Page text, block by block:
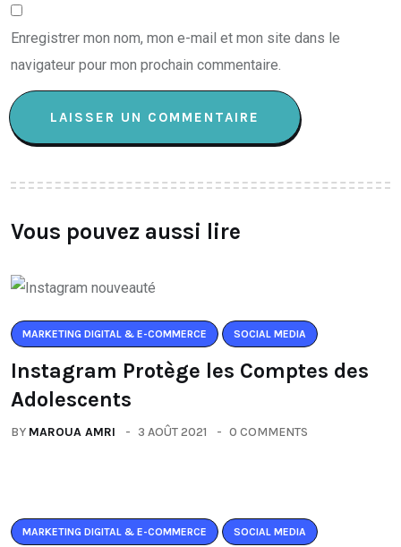
Enregistrer mon nom, mon e-mail et mon site dans le
navigateur pour mon prochain commentaire.
Vous pouvez aussi lire
MARKETING DIGITAL & E-COMMERCE SOCIAL MEDIA
Instagram Protège les Comptes des
Adolescents
BY MAROUA AMRI 3 AOÛT 2021 0 COMMENTS
MARKETING DIGITAL & E-COMMERCE SOCIAL MEDIA